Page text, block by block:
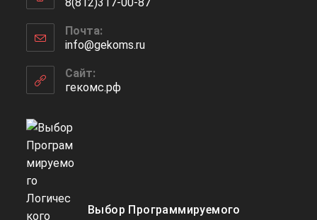
вашем
приложении
в
вашем
приложении
Почта:
info@gekoms.ruОткроется
Сайт:
гекомс.рф
Выбор Программируемого